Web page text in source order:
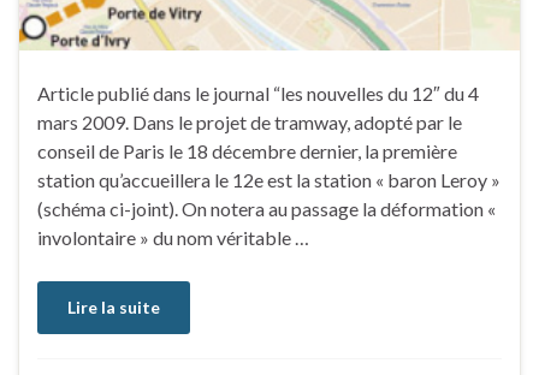
Article publié dans le journal “les nouvelles du 12″ du 4
mars 2009. Dans le projet de tramway, adopté par le
conseil de Paris le 18 décembre dernier, la première
station qu’accueillera le 12e est la station « baron Leroy »
(schéma ci-joint). On notera au passage la déformation «
involontaire » du nom véritable …
Lire la suite